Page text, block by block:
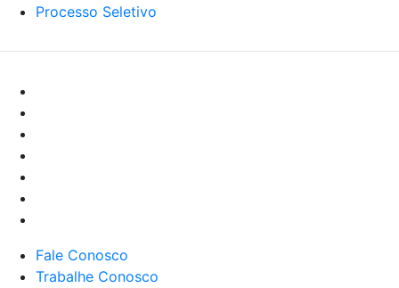
Processo Seletivo
Fale Conosco
Trabalhe Conosco